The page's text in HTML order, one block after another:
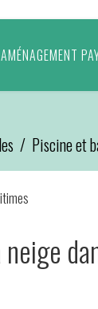
AMÉNAGEMENT
Piscine et